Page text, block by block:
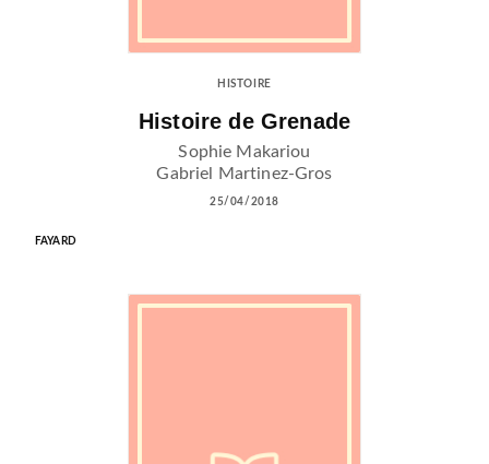
HISTOIRE
Histoire de Grenade
Sophie Makariou
Gabriel Martinez-Gros
25/04/2018
FAYARD